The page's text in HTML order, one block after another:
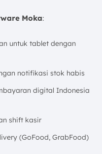
Moka:
untuk tablet dengan
notifikasi stok habis
digital Indonesia
shift kasir
(GoFood, GrabFood)